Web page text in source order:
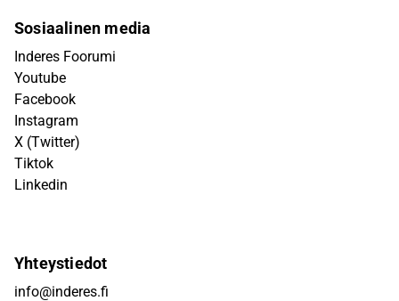
Sosiaalinen media
Inderes Foorumi
Youtube
Facebook
Instagram
X (Twitter)
Tiktok
Linkedin
Yhteystiedot
info@inderes.fi